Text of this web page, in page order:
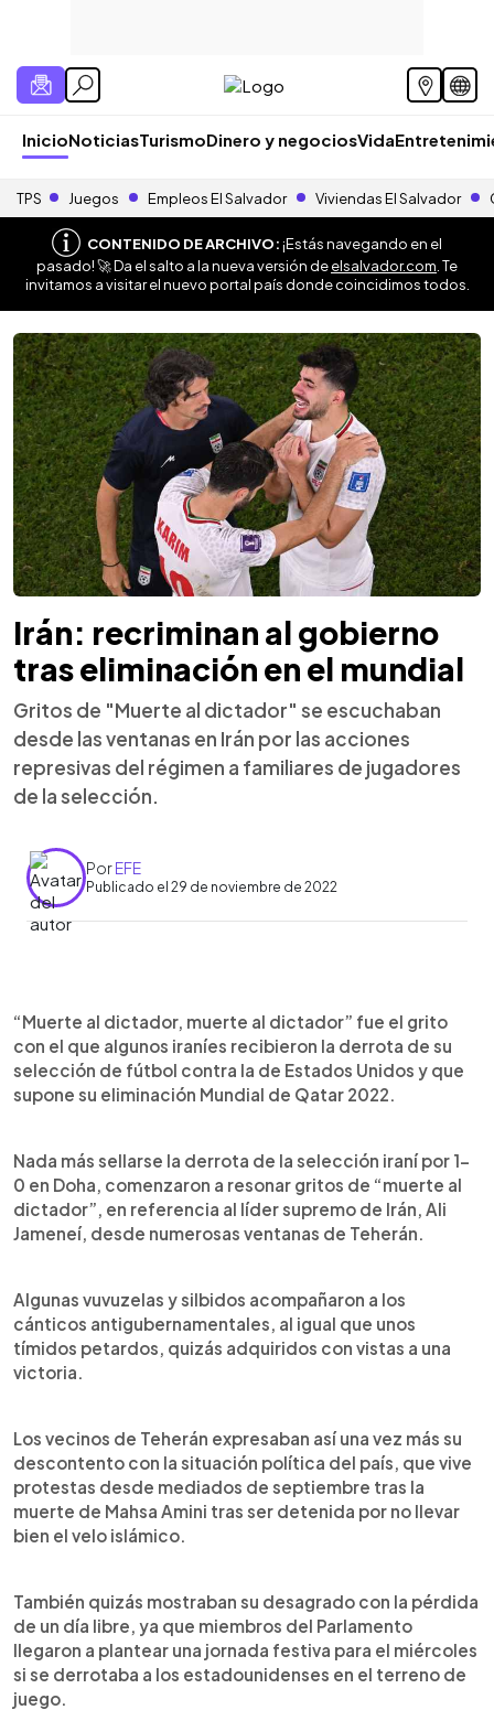
InicioNoticiasTurismoDinero y negociosVida
TPS Juegos Empleos El Salvador Viviendas El Salvador
CONTENIDO DE ARCHIVO:¡Estás navegando en el
pasado! 🚀 Da el salto a la nueva versión deelsalvador.com . Te
invitamos a visitar el nuevo portal país donde coincidimos todos.
Irán: recriminan al gobierno
tras eliminación en el mundial
Gritos de "Muerte al dictador" se escuchaban
desde las ventanas en Irán por las acciones
represivas del régimen a familiares de jugadores
de la selección.
PorEFE
Publicado el 29 de noviembre de 2022
Escuchar artículo
“Muerte al dictador, muerte al dictador” fue el grito
con el que algunos iraníes recibieron la derrota de su
selección de fútbol contra la de Estados Unidos y que
supone su eliminación Mundial de Qatar 2022.
Nada más sellarse la derrota de la selección iraní por 1-
0 en Doha, comenzaron a resonar gritos de “muerte al
dictador”, en referencia al líder supremo de Irán, Ali
Jameneí, desde numerosas ventanas de Teherán.
Algunas vuvuzelas y silbidos acompañaron a los
cánticos antigubernamentales, al igual que unos
tímidos petardos, quizás adquiridos con vistas a una
victoria.
Los vecinos de Teherán expresaban así una vez más su
descontento con la situación política del país, que vive
protestas desde mediados de septiembre tras la
muerte de Mahsa Amini tras ser detenida por no llevar
bien el velo islámico.
También quizás mostraban su desagrado con la pérdida
de un día libre, ya que miembros del Parlamento
llegaron a plantear una jornada festiva para el miércoles
si se derrotaba a los estadounidenses en el terreno de
juego.